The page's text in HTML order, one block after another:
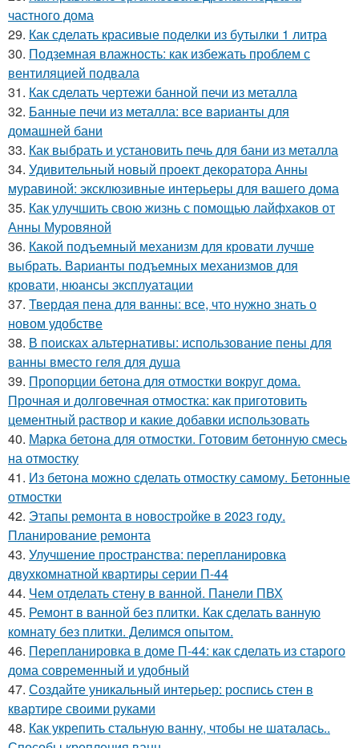
частного дома
29. Как сделать красивые поделки из бутылки 1 литра
30. Подземная влажность: как избежать проблем с
вентиляцией подвала
31. Как сделать чертежи банной печи из металла
32. Банные печи из металла: все варианты для
домашней бани
33. Как выбрать и установить печь для бани из металла
34. Удивительный новый проект декоратора Анны
муравиной: эксклюзивные интерьеры для вашего дома
35. Как улучшить свою жизнь с помощью лайфхаков от
Анны Муровяной
36. Какой подъемный механизм для кровати лучше
выбрать. Варианты подъемных механизмов для
кровати, нюансы эксплуатации
37. Твердая пена для ванны: все, что нужно знать о
новом удобстве
38. В поисках альтернативы: использование пены для
ванны вместо геля для душа
39. Пропорции бетона для отмостки вокруг дома.
Прочная и долговечная отмостка: как приготовить
цементный раствор и какие добавки использовать
40. Марка бетона для отмостки. Готовим бетонную смесь
на отмостку
41. Из бетона можно сделать отмостку самому. Бетонные
отмостки
42. Этапы ремонта в новостройке в 2023 году.
Планирование ремонта
43. Улучшение пространства: перепланировка
двухкомнатной квартиры серии П-44
44. Чем отделать стену в ванной. Панели ПВХ
45. Ремонт в ванной без плитки. Как сделать ванную
комнату без плитки. Делимся опытом.
46. Перепланировка в доме П-44: как сделать из старого
дома современный и удобный
47. Создайте уникальный интерьер: роспись стен в
квартире своими руками
48. Как укрепить стальную ванну, чтобы не шаталась..